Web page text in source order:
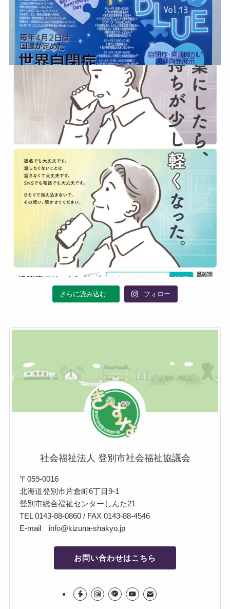
さらに読み込む... フォロー
社会福祉法人 登別市社会福祉協議会
〒059-0016
北海道登別市片倉町6丁目9-1
登別市総合福祉センターしんた21
TEL 0143-88-0860 / FAX 0143-88-4546
E-mail info@kizuna-shakyo.jp
お問い合わせはこちら